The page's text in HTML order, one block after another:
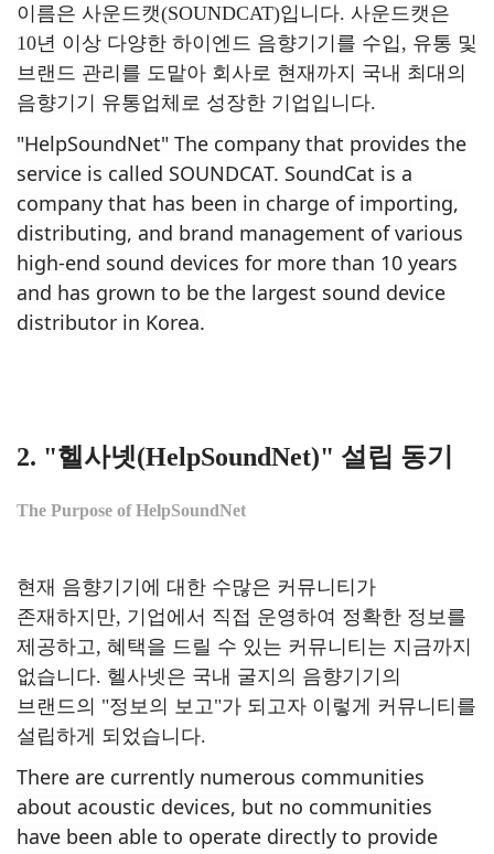
이름은 사운드캣(SOUNDCAT)입니다. 사운드캣은
10년 이상 다양한 하이엔드 음향기기를 수입, 유통 및
브랜드 관리를 도맡아 회사로 현재까지 국내 최대의
음향기기 유통업체로 성장한 기업입니다.
"HelpSoundNet" The company that provides the
service is called SOUNDCAT. SoundCat is a
company that has been in charge of importing,
distributing, and brand management of various
high-end sound devices for more than 10 years
and has grown to be the largest sound device
distributor in Korea.
2. "헬사넷(HelpSoundNet)" 설립 동기
The Purpose of HelpSoundNet
현재 음향기기에 대한 수많은 커뮤니티가
존재하지만, 기업에서 직접 운영하여 정확한 정보를
제공하고, 혜택을 드릴 수 있는 커뮤니티는 지금까지
없습니다. 헬사넷은 국내 굴지의 음향기기의
브랜드의 "정보의 보고"가 되고자 이렇게 커뮤니티를
설립하게 되었습니다.
There are currently numerous communities
about acoustic devices, but no communities
have been able to operate directly to provide